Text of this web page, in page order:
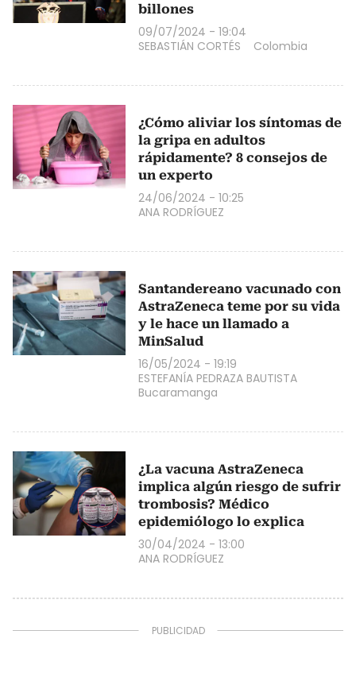
billones
09/07/2024 - 19:04
SEBASTIÁN CORTÉS
Colombia
¿Cómo aliviar los síntomas de
la gripa en adultos
rápidamente? 8 consejos de
un experto
24/06/2024 - 10:25
ANA RODRÍGUEZ
Santandereano vacunado con
AstraZeneca teme por su vida
y le hace un llamado a
MinSalud
16/05/2024 - 19:19
ESTEFANÍA PEDRAZA BAUTISTA
Bucaramanga
¿La vacuna AstraZeneca
implica algún riesgo de sufrir
trombosis? Médico
epidemiólogo lo explica
30/04/2024 - 13:00
ANA RODRÍGUEZ